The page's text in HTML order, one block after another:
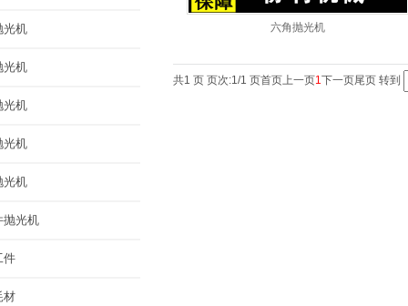
光机
光机
光机
光机
光机
抛光机
件
材
六角抛光机
共1 页 页次:1/1 页首页上一页1下一页尾页 转到